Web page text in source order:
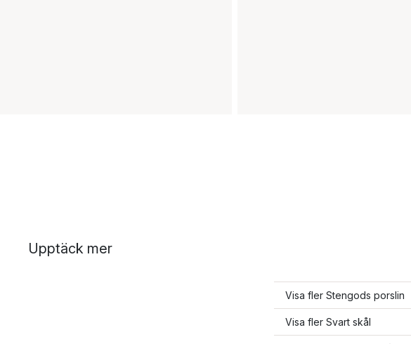
Upptäck mer
Visa fler Stengods porslin
Visa fler Svart skål